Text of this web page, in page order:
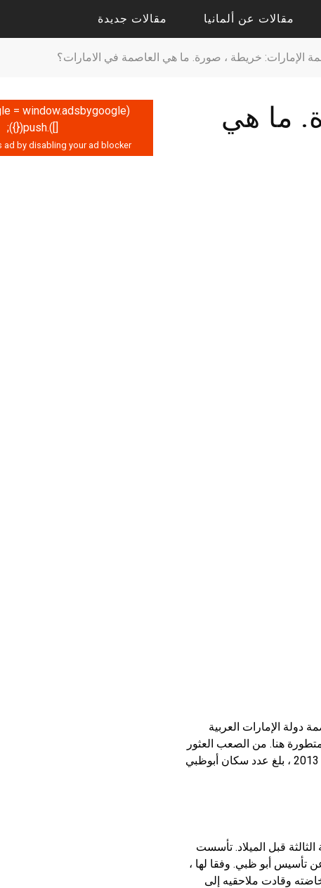
مقالات عن ألمانيا
مقالات حول كولونيا
مقالات جديدة
الإمارات: خريطة ، صورة. ما هي العاصمة في الامارات؟
ما هي
دولة الإمارات العربية
هنا. من الصعب العثور
على شخص لا يحلم بزيارة القصور الفاخرة والتنزه في شوارع هذه العاصمة. في عام 2013 ، بلغ عدد سكان أبوظبي
قبل الميلاد. تأسست
جميلة عن تأسيس أبو ظبي. وفقا لها ،
وقادت ملاحقيه إلى
[]).push({});